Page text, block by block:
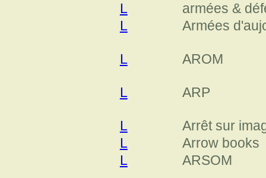
L
armées &
L
Armées
L AROM
L ARP
L
Arrêt sur
L
Arrow books
L
ARSOM